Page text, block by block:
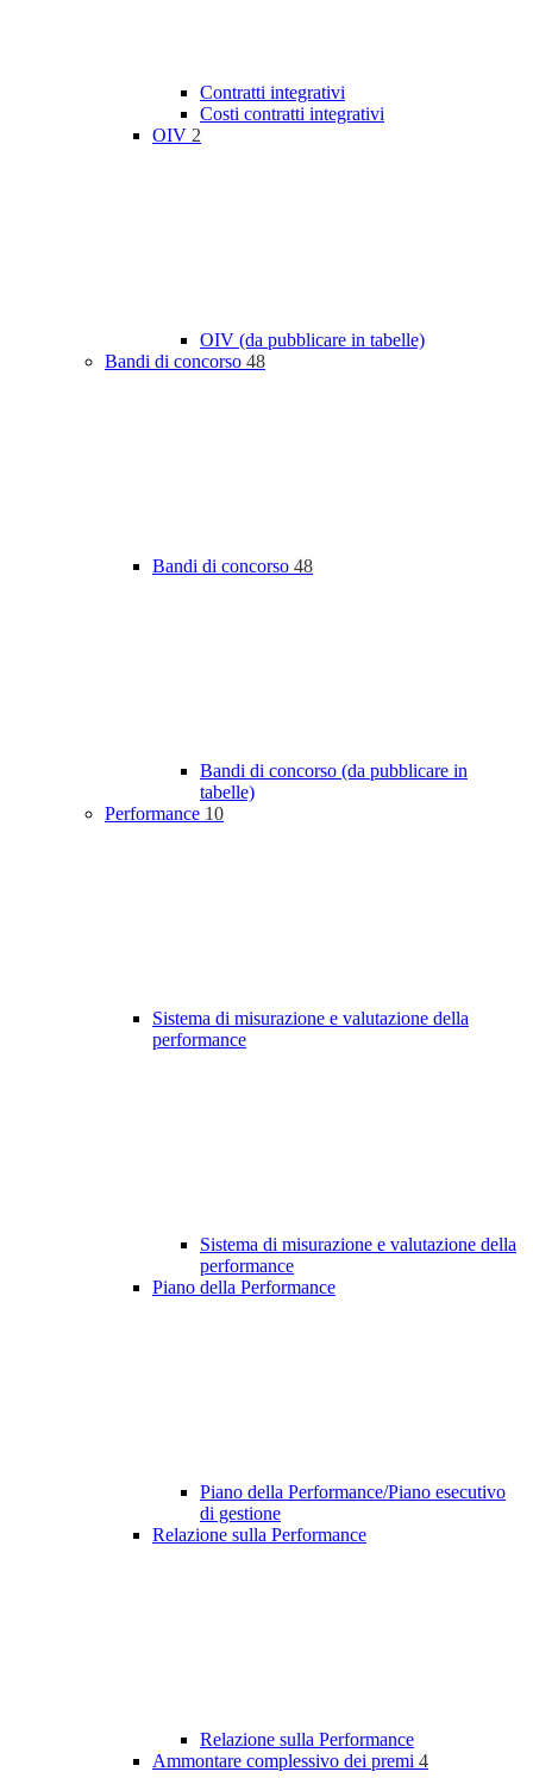
Contratti integrativi
Costi contratti integrativi
OIV 2
OIV (da pubblicare in tabelle)
Bandi di concorso 48
Bandi di concorso 48
Bandi di concorso (da pubblicare in
tabelle)
Performance 10
Sistema di misurazione e valutazione della
performance
Sistema di misurazione e valutazione della
performance
Piano della Performance
Piano della Performance/Piano esecutivo
di gestione
Relazione sulla Performance
Relazione sulla Performance
Ammontare complessivo dei premi 4